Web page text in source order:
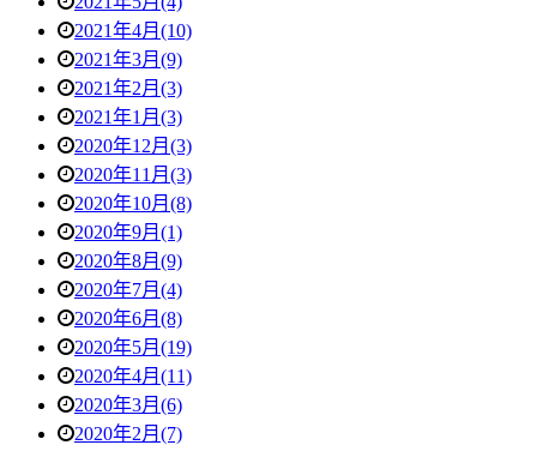
2021年4月(10)
2021年3月(9)
2021年2月(3)
2021年1月(3)
2020年12月(3)
2020年11月(3)
2020年10月(8)
2020年9月(1)
2020年8月(9)
2020年7月(4)
2020年6月(8)
2020年5月(19)
2020年4月(11)
2020年3月(6)
2020年2月(7)